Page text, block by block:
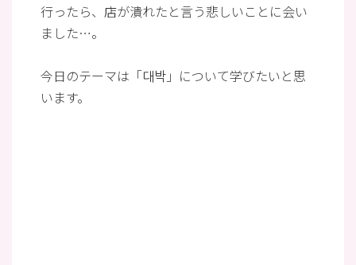
行ったら、店が潰れたと言う悲しいことに会い
ました…。
今日のテーマは「대박」について学びたいと思
います。